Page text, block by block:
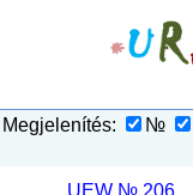
Megjelenítés: №
UEW № 206